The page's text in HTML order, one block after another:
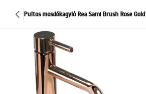
Pultos mosdókagyló Rea Sami Brush Rose Gold